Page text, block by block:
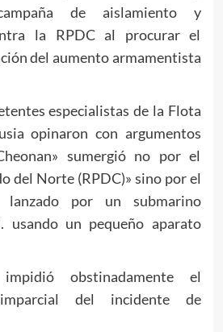
de aislamiento y
la RPDC al procurar el
del aumento armamentista
especialistas de la Flota
opinaron con argumentos
sumergió no por el
del Norte (RPDC)» sino por el
lanzado por un submarino
usando un pequeño aparato
obstinadamente el
imparcial del incidente de